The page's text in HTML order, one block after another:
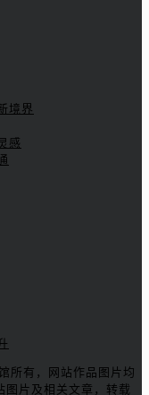
境界
感
所有，网站作品图片均
图片及相关文章，转载